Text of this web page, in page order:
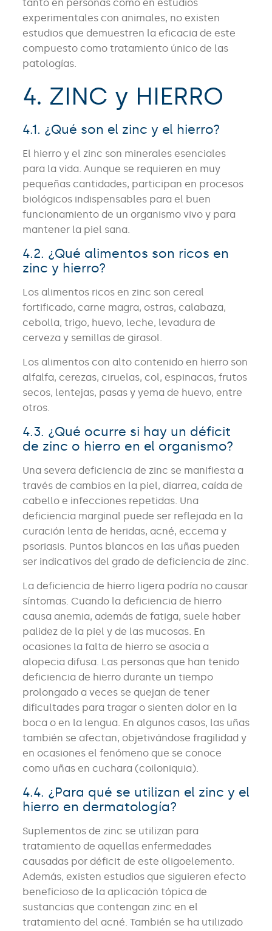
tanto en personas como en estudios
experimentales con animales, no existen
estudios que demuestren la eficacia de este
compuesto como tratamiento único de las
patologías.
4. ZINC y HIERRO
4.1. ¿Qué son el zinc y el hierro?
El hierro y el zinc son minerales esenciales
para la vida. Aunque se requieren en muy
pequeñas cantidades, participan en procesos
biológicos indispensables para el buen
funcionamiento de un organismo vivo y para
mantener la piel sana.
4.2. ¿Qué alimentos son ricos en
zinc y hierro?
Los alimentos ricos en zinc son cereal
fortificado, carne magra, ostras, calabaza,
cebolla, trigo, huevo, leche, levadura de
cerveza y semillas de girasol.
Los alimentos con alto contenido en hierro son
alfalfa, cerezas, ciruelas, col, espinacas, frutos
secos, lentejas, pasas y yema de huevo, entre
otros.
4.3. ¿Qué ocurre si hay un déficit
de zinc o hierro en el organismo?
Una severa deficiencia de zinc se manifiesta a
través de cambios en la piel, diarrea, caída de
cabello e infecciones repetidas. Una
deficiencia marginal puede ser reflejada en la
curación lenta de heridas, acné, eccema y
psoriasis. Puntos blancos en las uñas pueden
ser indicativos del grado de deficiencia de zinc.
La deficiencia de hierro ligera podría no causar
síntomas. Cuando la deficiencia de hierro
causa anemia, además de fatiga, suele haber
palidez de la piel y de las mucosas. En
ocasiones la falta de hierro se asocia a
alopecia difusa. Las personas que han tenido
deficiencia de hierro durante un tiempo
prolongado a veces se quejan de tener
dificultades para tragar o sienten dolor en la
boca o en la lengua. En algunos casos, las uñas
también se afectan, objetivándose fragilidad y
en ocasiones el fenómeno que se conoce
como uñas en cuchara (coiloniquia).
4.4. ¿Para qué se utilizan el zinc y el
hierro en dermatología?
Suplementos de zinc se utilizan para
tratamiento de aquellas enfermedades
causadas por déficit de este oligoelemento.
Además, existen estudios que siguieren efecto
beneficioso de la aplicación tópica de
sustancias que contengan zinc en el
tratamiento del acné. También se ha utilizado